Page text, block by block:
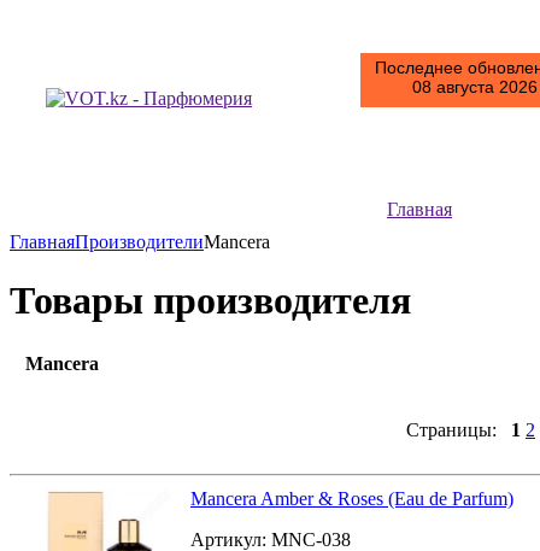
Последнее
08 августа
Главная
ГлавнаяПроизводителиMancera
Товары производителя
Mancera
Страницы: 1 2
Mancera Amber & Roses (Eau de Parfum)
Артикул: MNC-038